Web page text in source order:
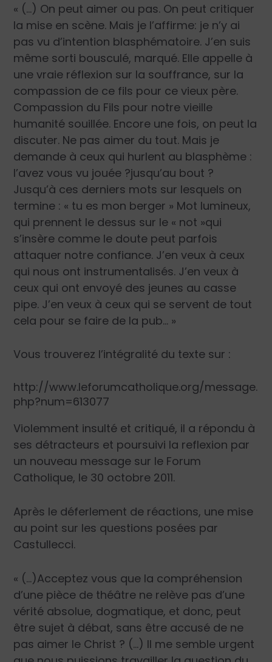
« (…) On peut aimer ou pas. On peut critiquer
la mise en scène. Mais je l’affirme: je n’y ai
pas vu d’intention blasphématoire. J’en suis
même sorti bousculé, marqué. Elle appelle à
une vraie réflexion sur la souffrance, sur la
compassion de ce fils pour ce vieux père.
Compassion du Fils pour notre vieille
humanité souillée. Encore une fois, on peut la
discuter. Ne pas aimer du tout. Mais je
demande à ceux qui hurlent au blasphème :
l’avez vous vu jouée ?jusqu’au bout ?
Jusqu’à ces derniers mots sur lesquels on
termine : « tu es mon berger » Mot lumineux,
qui prennent le dessus sur le « not »qui
s’insère comme le doute peut parfois
attaquer notre confiance. J’en veux à ceux
qui nous ont instrumentalisés. J’en veux à
ceux qui ont envoyé des jeunes au casse
pipe. J’en veux à ceux qui se servent de tout
cela pour se faire de la pub… »
Vous trouverez l’intégralité du texte sur :
http://www.leforumcatholique.org/message.
php?num=613077
Violemment insulté et critiqué, il a répondu à
ses détracteurs et poursuivi la reflexion par
un nouveau message sur le Forum
Catholique, le 30 octobre 2011.
Après le déferlement de réactions, une mise
au point sur les questions posées par
Castullecci.
« (…)Acceptez vous que la compréhension
d’une pièce de théâtre ne relève pas d’une
vérité absolue, dogmatique, et donc, peut
être sujet à débat, sans être accusé de ne
pas aimer le Christ ? (…) Il me semble urgent